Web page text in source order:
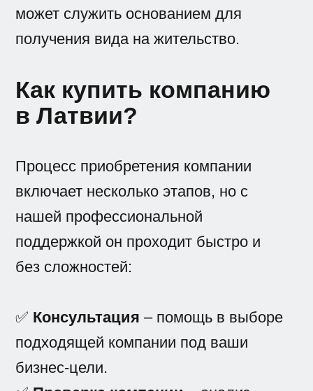
может служить основанием для
получения вида на жительство.
Как купить компанию
в Латвии?
Процесс приобретения компании
включает несколько этапов, но с
нашей профессиональной
поддержкой он проходит быстро и
без сложностей:
✅ Консультация – помощь в выборе
подходящей компании под ваши
бизнес-цели.